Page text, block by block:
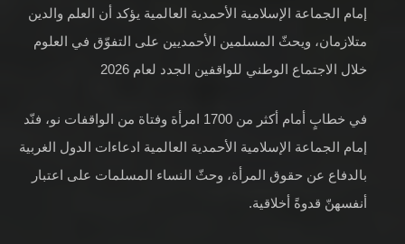
إمام الجماعة الإسلامية الأحمدية العالمية يؤكد أن العلم والدين
متلازمان، ويحثّ المسلمين الأحمديين على التفوّق في العلوم
خلال الاجتماع الوطني للواقفين الجدد لعام 2026
في خطابٍ أمام أكثر من 1700 امرأة وفتاة من الواقفات نو، فنّد
إمام الجماعة الإسلامية الأحمدية العالمية ادعاءات الدول الغربية
بالدفاع عن حقوق المرأة، وحثّ النساء المسلمات على اعتبار
أنفسهنّ قدوةً أخلاقية.